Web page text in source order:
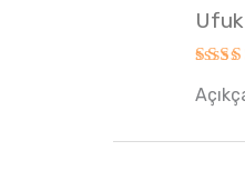
5oy